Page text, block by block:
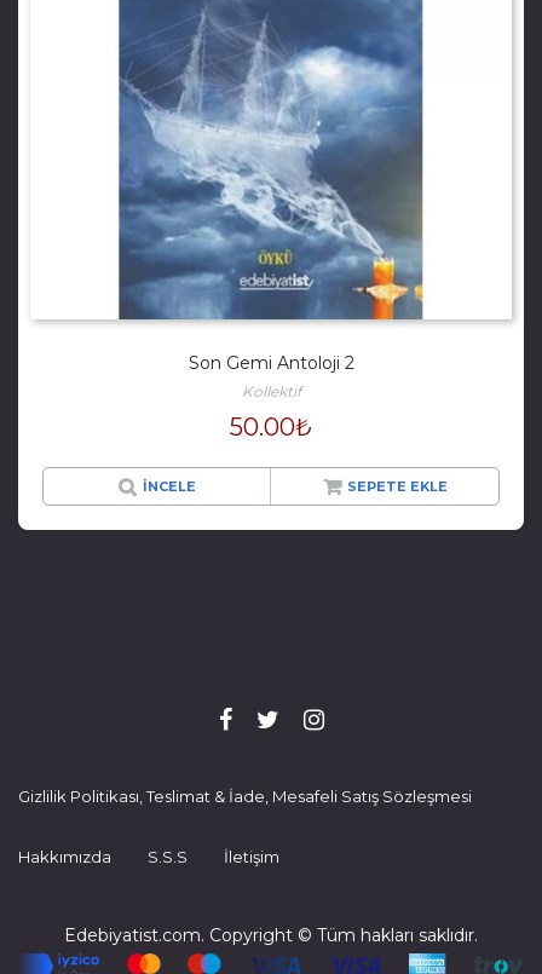
Son Gemi Antoloji 2
Kollektif
50.00₺
İNCELE SEPETE EKLE
Gizlilik Politikası, Teslimat & İade, Mesafeli Satış Sözleşmesi
Hakkımızda S.S.S İletişim
Edebiyatist.com. Copyright © Tüm hakları saklıdır.